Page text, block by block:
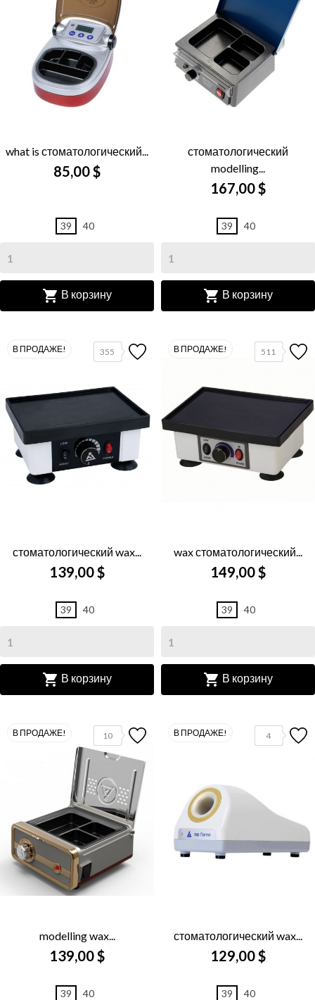
what is стоматологический...
85,00 $
39 40
 В корзину
стоматологический
modelling...
167,00 $
39 40
 В корзину
355
В ПРОДАЖЕ!
стоматологический wax...
139,00 $
39 40
 В корзину
511
В ПРОДАЖЕ!
wax стоматологический...
149,00 $
39 40
 В корзину
10
В ПРОДАЖЕ!
modelling wax...
139,00 $
39 40
4
В ПРОДАЖЕ!
стоматологический wax...
129,00 $
39 40